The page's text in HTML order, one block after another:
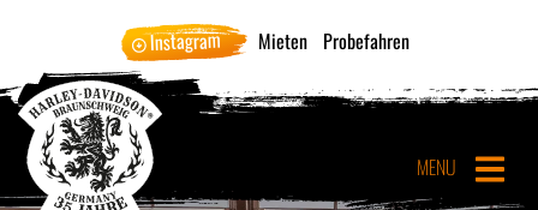
Instagram Mieten Probefahren
MENU